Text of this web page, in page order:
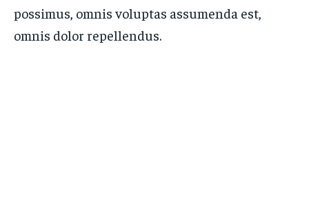
possimus, omnis voluptas assumenda est,
omnis dolor repellendus.